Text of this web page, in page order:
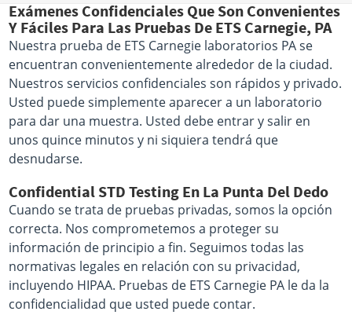
Exámenes Confidenciales Que Son Convenientes
Y Fáciles Para Las Pruebas De ETS Carnegie, PA
Nuestra prueba de ETS Carnegie laboratorios PA se
encuentran convenientemente alrededor de la ciudad.
Nuestros servicios confidenciales son rápidos y privado.
Usted puede simplemente aparecer a un laboratorio
para dar una muestra. Usted debe entrar y salir en
unos quince minutos y ni siquiera tendrá que
desnudarse.
Confidential STD Testing En La Punta Del Dedo
Cuando se trata de pruebas privadas, somos la opción
correcta. Nos comprometemos a proteger su
información de principio a fin. Seguimos todas las
normativas legales en relación con su privacidad,
incluyendo HIPAA. Pruebas de ETS Carnegie PA le da la
confidencialidad que usted puede contar.